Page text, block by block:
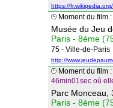
https://
Moment du film :
Musée du Jeu
Paris - 8ème
75 - Ville-de-Paris
http://
Moment du film :
46min01sec où
Parc Monceau,
Paris - 8ème